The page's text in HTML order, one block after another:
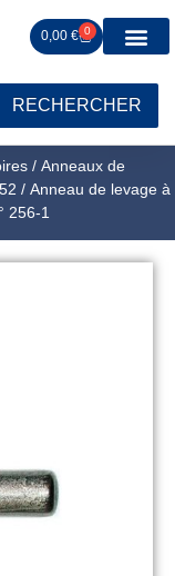
0,00 € 0
RECHERCHER
/ Anneaux de
/ Anneau de levage à
256-1